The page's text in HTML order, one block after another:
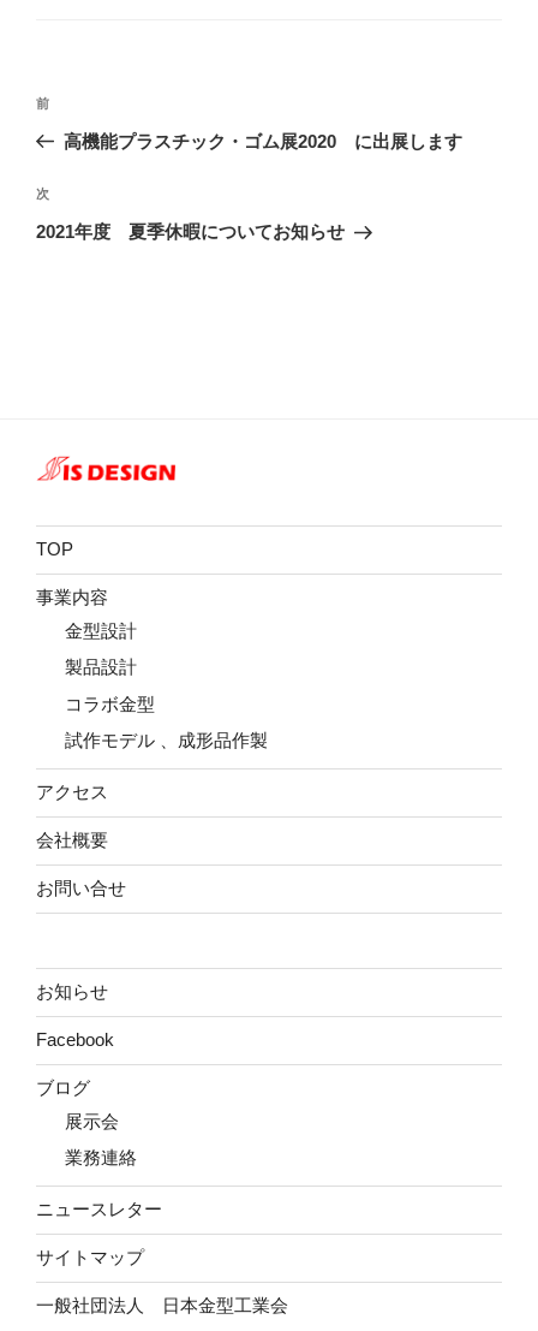
投
ビ
ゲ
前
の
稿
前
高機能プラスチック・ゴム展2020 に出展します
次
の
次
2021年度 夏季休暇についてお知らせ
TOP
事業内容
金型設計
製品設計
コラボ金型
試作モデル 、成形品作製
アクセス
会社概要
お問い合せ
お知らせ
Facebook
ブログ
展示会
業務連絡
ニュースレター
サイトマップ
一般社団法人 日本金型工業会